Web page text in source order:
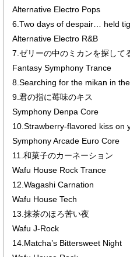
Alternative Electro Pops
6.Two days of despair… held
Alternative Electro R&B
7.ゼリーの中のミカンを探して
Fantasy Symphony Trance
8.Searching for the mikan in
9.君の指に苺味のキス
Symphony Denpa Core
10.Strawberry-flavored kiss on
Symphony Arcade Euro Core
11.和菓子のカーネーション
Wafu House Rock Trance
12.Wagashi Carnation
Wafu House Tech
13.抹茶のほろ苦い夜
Wafu J-Rock
14.Matcha’s Bittersweet Night